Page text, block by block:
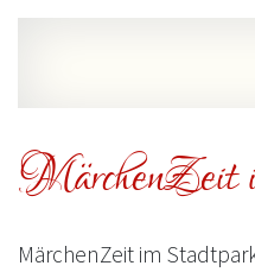
MärchenZeit
MärchenZeit im